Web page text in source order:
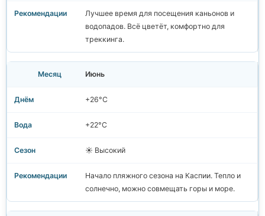
Лучшее время для посещения каньонов и
водопадов. Всё цветёт, комфортно для
треккинга.
Июнь
+26°C
+22°C
☀️ Высокий
Начало пляжного сезона на Каспии. Тепло и
солнечно, можно совмещать горы и море.